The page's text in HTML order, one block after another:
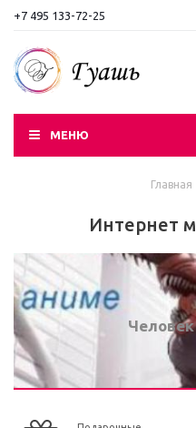
+7 495 133-72-25
МЕНЮ
Главная
Интернет